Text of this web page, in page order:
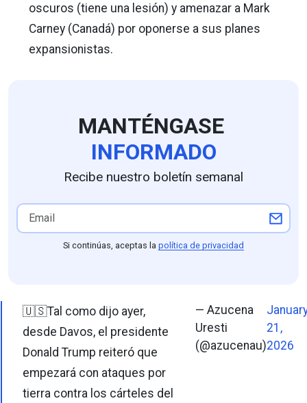
oscuros (tiene una lesión) y amenazar a Mark
Carney (Canadá) por oponerse a sus planes
expansionistas.
MANTÉNGASE
INFORMADO
Recibe nuestro boletín semanal
Si continúas, aceptas la política de privacidad
🇺🇸Tal como dijo ayer,
desde Davos, el presidente
Donald Trump reiteró que
empezará con ataques por
tierra contra los cárteles del
— Azucena
Uresti
(@azucenau)
21,
2026